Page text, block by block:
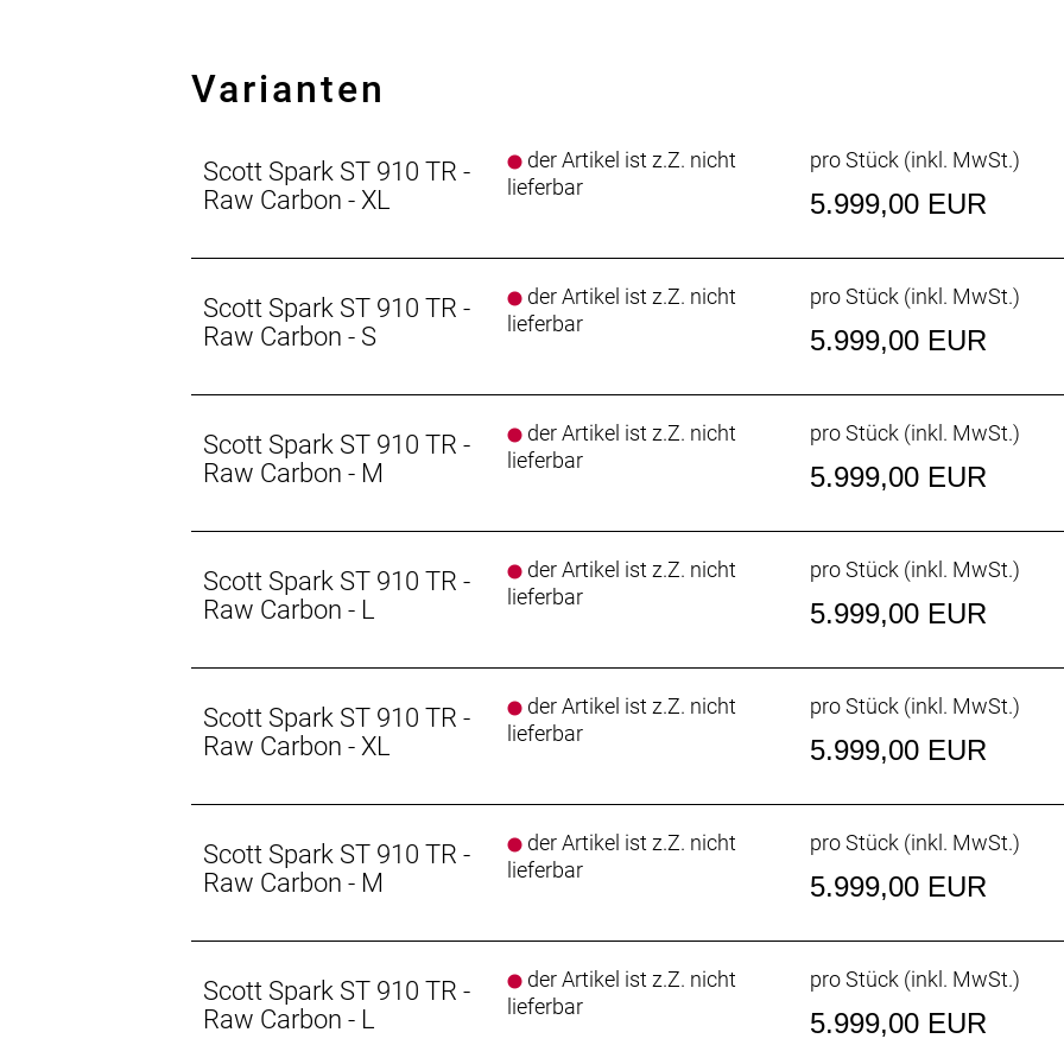
Bremsscheibe vorne: Shimano SM-RT66 / 6 Bolt / 180mm
Bremsscheibe hinten: Shimano SM-RT66 / 6 Bolt / 180mm
w/Removable Lever, with 6mm Allen, T30 and T25 Tools
Bereifung vorne: Maxxis Dissector / 2.4WT´´ / 60TPI Foldable, Tubeless Ready / EXO 3C maxx
Bereifung hinten: Maxxis Dissector / 2.4WT´´ / 60TPI Foldable, Tubeless Ready / EXO 3C maxx
Lenker: Syncros Fraser iC SL DC Carbon, 0° rise / back sweep 8° / mini Rise / 780mm
Griffe: Syncros Endurance lock-on grips
Sattel: Syncros Tofino 2.5 Regular
Empfehlung Mindestgröße: 160 cm
Empfehlung Maximalgröße: 170 cm
Varianten
Scott Spark ST 910 TR -
Raw Carbon - XL
der Artikel ist z.Z. nicht
lieferbar
pro Stück (inkl. MwSt.)
5.999,00 EUR
Scott Spark ST 910 TR -
Raw Carbon - S
der Artikel ist z.Z. nicht
lieferbar
pro Stück (inkl. MwSt.)
5.999,00 EUR
Scott Spark ST 910 TR -
Raw Carbon - M
der Artikel ist z.Z. nicht
lieferbar
pro Stück (inkl. MwSt.)
5.999,00 EUR
Scott Spark ST 910 TR -
Raw Carbon - L
der Artikel ist z.Z. nicht
lieferbar
pro Stück (inkl. MwSt.)
5.999,00 EUR
Scott Spark ST 910 TR -
Raw Carbon - XL
der Artikel ist z.Z. nicht
lieferbar
pro Stück (inkl. MwSt.)
5.999,00 EUR
Scott Spark ST 910 TR -
Raw Carbon - M
der Artikel ist z.Z. nicht
lieferbar
pro Stück (inkl. MwSt.)
5.999,00 EUR
Scott Spark ST 910 TR -
Raw Carbon - L
der Artikel ist z.Z. nicht
lieferbar
pro Stück (inkl. MwSt.)
5.999,00 EUR